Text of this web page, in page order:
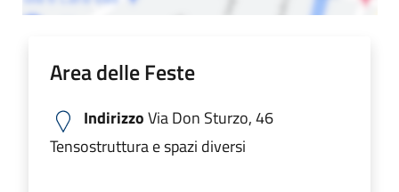
Area delle Feste
IndirizzoVia Don Sturzo, 46
Tensostruttura e spazi diversi